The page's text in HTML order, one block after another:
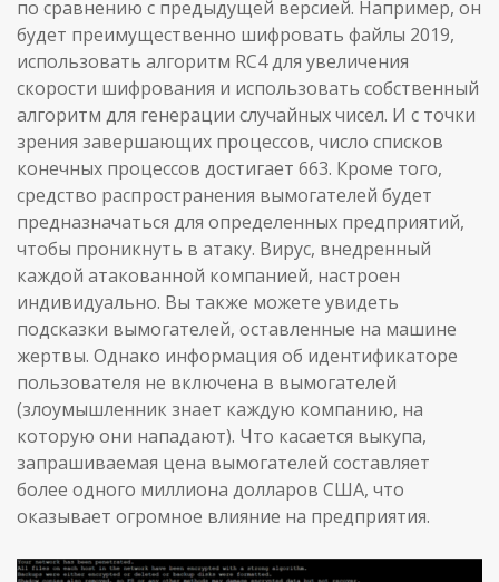
по сравнению с предыдущей версией. Например, он
будет преимущественно шифровать файлы 2019,
использовать алгоритм RC4 для увеличения
скорости шифрования и использовать собственный
алгоритм для генерации случайных чисел. И с точки
зрения завершающих процессов, число списков
конечных процессов достигает 663. Кроме того,
средство распространения вымогателей будет
предназначаться для определенных предприятий,
чтобы проникнуть в атаку. Вирус, внедренный
каждой атакованной компанией, настроен
индивидуально. Вы также можете увидеть
подсказки вымогателей, оставленные на машине
жертвы. Однако информация об идентификаторе
пользователя не включена в вымогателей
(злоумышленник знает каждую компанию, на
которую они нападают). Что касается выкупа,
запрашиваемая цена вымогателей составляет
более одного миллиона долларов США, что
оказывает огромное влияние на предприятия.